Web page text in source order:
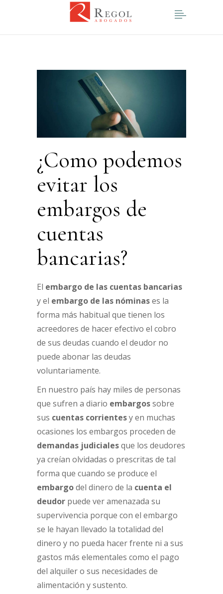
¿Como podemos
evitar los
embargos de
cuentas
bancarias?
El embargo de las cuentas bancarias
y el embargo de las nóminases la
forma más habitual que tienen los
acreedores de hacer efectivo el cobro
de sus deudas cuando el deudor no
puede abonar las deudas
voluntariamente.
En nuestro país hay miles de personas
que sufren a diario embargossobre
sus cuentas corrientesy en muchas
ocasiones los embargos proceden de
demandas judicialesque los deudores
ya creían olvidadas o prescritas de tal
forma que cuando se produce el
embargodel dinero de la cuenta el
deudor puede ver amenazada su
supervivencia porque con el embargo
se le hayan llevado la totalidad del
dinero y no pueda hacer frente ni a sus
gastos más elementales como el pago
del alquiler o sus necesidades de
alimentación y sustento.